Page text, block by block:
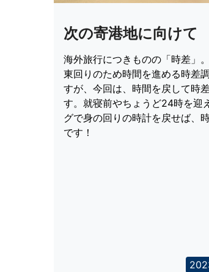
次の寄港地に向けて
海外旅行につきものの「時差」
東回りのため時間を進める時差
すが、今回は、時間を戻して時
す。就寝前やちょうど24時を迎
グで身の回りの時計を戻せば、
です！